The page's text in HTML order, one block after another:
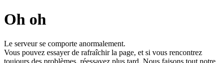
Oh oh
Le serveur se comporte anormalement.
Vous pouvez essayer de rafraîchir la page, et si vous rencontrez
toujours des problèmes, réessayez plus tard. Nous faisons tout notre